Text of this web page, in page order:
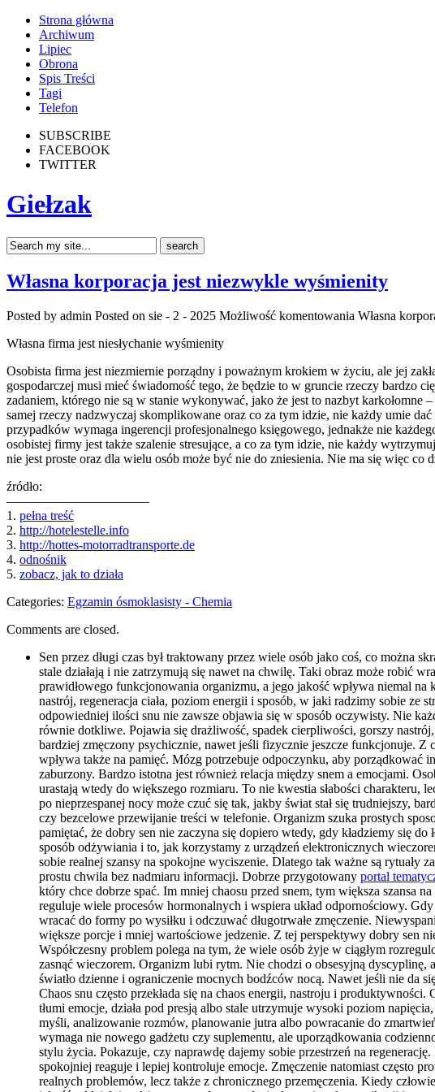
Strona główna
Archiwum
Lipiec
Obrona
Spis Treści
Tagi
Telefon
SUBSCRIBE
FACEBOOK
TWITTER
Giełzak
Własna korporacja jest niezwykle wyśmienity
Posted by admin Posted on sie - 2 - 2025 Możliwość komentowania Własna
Własna firma jest niesłychanie wyśmienity
Osobista firma jest niezmiernie porządny i poważnym krokiem w życiu, ale jej
gospodarczej musi mieć świadomość tego, że będzie to w gruncie rzeczy bardzo
zadaniem, którego nie są w stanie wykonywać, jako że jest to nazbyt
samej rzeczy nadzwyczaj skomplikowane oraz co za tym idzie, nie każdy umie
przypadków wymaga ingerencji profesjonalnego księgowego, jednakże nie
osobistej firmy jest także szalenie stresujące, a co za tym idzie, nie każdy
nie jest proste oraz dla wielu osób może być nie do zniesienia. Nie ma się więc co
źródło:
———————————
1. pełna treść
2. http://hotelestelle.info
3. http://hottes-motorradtransporte.de
4. odnośnik
5. zobacz, jak to działa
Categories: Egzamin ósmoklasisty - Chemia
Comments are closed.
Sen przez długi czas był traktowany przez wiele osób jako coś, co można
stale działają i nie zatrzymują się nawet na chwilę. Taki obraz może robić
prawidłowego funkcjonowania organizmu, a jego jakość wpływa niemal
nastrój, regeneracja ciała, poziom energii i sposób, w jaki radzimy sobie ze
odpowiedniej ilości snu nie zawsze objawia się w sposób oczywisty. Nie
równie dotkliwe. Pojawia się drażliwość, spadek cierpliwości, gorszy
bardziej zmęczony psychicznie, nawet jeśli fizycznie jeszcze funkcjonuje. Z
wpływa także na pamięć. Mózg potrzebuje odpoczynku, aby porządkować
zaburzony. Bardzo istotna jest również relacja między snem a emocjami.
urastają wtedy do większego rozmiaru. To nie kwestia słabości
po nieprzespanej nocy może czuć się tak, jakby świat stał się trudniejszy,
czy bezcelowe przewijanie treści w telefonie. Organizm szuka prostych
pamiętać, że dobry sen nie zaczyna się dopiero wtedy, gdy kładziemy się
sposób odżywiania i to, jak korzystamy z urządzeń elektronicznych
sobie realnej szansy na spokojne wyciszenie. Dlatego tak ważne są
prostu chwila bez nadmiaru informacji. Dobrze przygotowany portal
który chce dobrze spać. Im mniej chaosu przed snem, tym większa szansa
reguluje wiele procesów hormonalnych i wspiera układ odpornościowy.
wracać do formy po wysiłku i odczuwać długotrwałe zmęczenie.
większe porcje i mniej wartościowe jedzenie. Z tej perspektywy dobry sen
Współczesny problem polega na tym, że wiele osób żyje w ciągłym
zasnąć wieczorem. Organizm lubi rytm. Nie chodzi o obsesyjną dyscyplinę,
światło dzienne i ograniczenie mocnych bodźców nocą. Nawet jeśli nie da
Chaos snu często przekłada się na chaos energii, nastroju i
tłumi emocje, działa pod presją albo stale utrzymuje wysoki poziom
myśli, analizowanie rozmów, planowanie jutra albo powracanie do
wymaga nie nowego gadżetu czy suplementu, ale uporządkowania
stylu życia. Pokazuje, czy naprawdę dajemy sobie przestrzeń na
spokojniej reaguje i lepiej kontroluje emocje. Zmęczenie natomiast często
realnych problemów, lecz także z chronicznego przemęczenia. Kiedy